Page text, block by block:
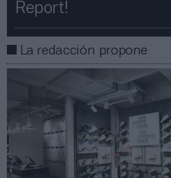
Report!​​
La redacción propone